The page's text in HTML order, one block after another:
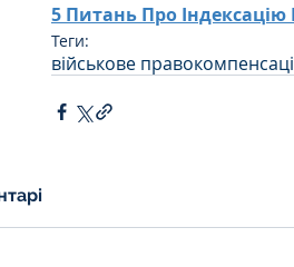
5 Питань Про
Теги:
військове право